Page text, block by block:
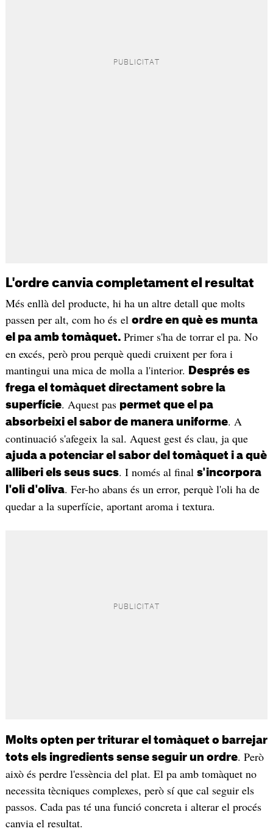
L'ordre canvia completament el resultat
Més enllà del producte, hi ha un altre detall que molts
passen per alt, com ho és el ordre en què es munta
el pa amb tomàquet. Primer s'ha de torrar el pa. No
en excés, però prou perquè quedi cruixent per fora i
mantingui una mica de molla a l'interior.
Després es
frega el tomàquet directament sobre la
superfície. Aquest pas permet que el pa
absorbeixi el sabor de manera uniforme. A
continuació s'afegeix la sal. Aquest gest és clau, ja que
ajuda a potenciar el sabor del tomàquet i a què
alliberi els seus sucs. I només al final s'incorpora
l'oli d'oliva. Fer-ho abans és un error, perquè l'oli ha de
quedar a la superfície, aportant aroma i textura.
Molts opten per triturar el tomàquet o barrejar
tots els ingredients sense seguir un ordre. Però
això és perdre l'essència del plat. El pa amb tomàquet no
necessita tècniques complexes, però sí que cal seguir els
passos. Cada pas té una funció concreta i alterar el procés
canvia el resultat.